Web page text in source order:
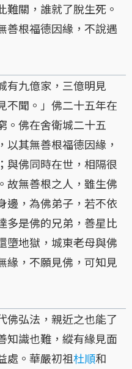
難關，誰就了脫生死。
善根福德因緣，不說遇
九億家，三億明見
不聞。」佛二十五年在
。佛在舍衛城二十五
其無善根福德因緣，
與佛同時在世，相隔很
故無善根之人，雖生佛
邊，為佛弟子，若不依
多是佛的兄弟，善星比
墮地獄，城東老母與佛
緣，不願見佛，可知見
弘法，親近之也能了
知識也難，縱有緣見面
處。華嚴初祖杜順和